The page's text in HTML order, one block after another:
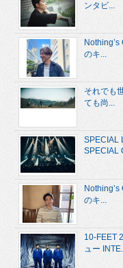
ンタビ...
のキ...
それでも
ても尚...
SPECIAL
SPECIAL
のキ...
10-FEET
ュー